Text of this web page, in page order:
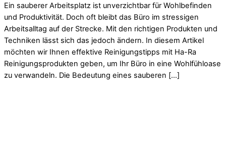
Ein sauberer Arbeitsplatz ist unverzichtbar für Wohlbefinden
und Produktivität. Doch oft bleibt das Büro im stressigen
Arbeitsalltag auf der Strecke. Mit den richtigen Produkten und
Techniken lässt sich das jedoch ändern. In diesem Artikel
möchten wir Ihnen effektive Reinigungstipps mit Ha-Ra
Reinigungsprodukten geben, um Ihr Büro in eine Wohlfühloase
zu verwandeln. Die Bedeutung eines sauberen […]